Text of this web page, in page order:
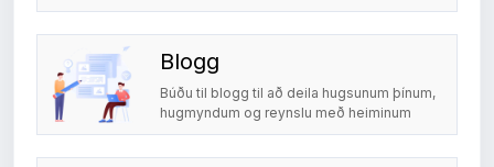
Blogg
Búðu til blogg til að deila hugsunum þínum,
hugmyndum og reynslu með heiminum